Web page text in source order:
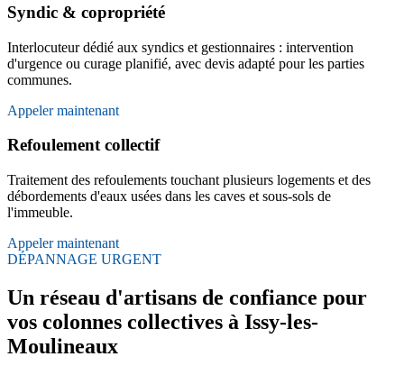
Syndic & copropriété
Interlocuteur dédié aux syndics et gestionnaires : intervention
d'urgence ou curage planifié, avec devis adapté pour les parties
communes.
Appeler maintenant
Refoulement collectif
Traitement des refoulements touchant plusieurs logements et des
débordements d'eaux usées dans les caves et sous-sols de
l'immeuble.
Appeler maintenant
DÉPANNAGE URGENT
Un réseau d'artisans de confiance pour
vos colonnes collectives à Issy-les-
Moulineaux